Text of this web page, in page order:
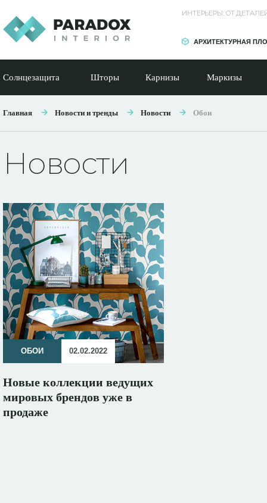
ИНТЕРЬЕРЫ: ОТ
АРХИТЕКТУРНАЯ
Солнцезащита Шторы Карнизы Маркизы
Главная Новости и тренды Новости Обои
Новости
ОБОИ 02.02.2022
Новые коллекции ведущих
мировых брендов уже в
продаже